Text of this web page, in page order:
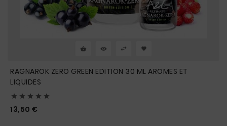
RAGNAROK ZERO GREEN EDITION 30 ML AROMES ET
LIQUIDES
    
13,50 €